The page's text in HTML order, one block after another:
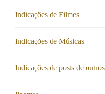
Indicações de Filmes
Indicações de Músicas
Indicações de posts de